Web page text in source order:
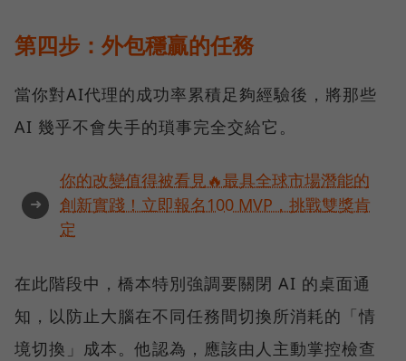
第四步：外包穩贏的任務
當你對AI代理的成功率累積足夠經驗後，將那些
AI 幾乎不會失手的瑣事完全交給它。
➜
你的改變值得被看見🔥最具全球市場潛能的
創新實踐！立即報名100 MVP，挑戰雙獎肯
定
在此階段中，橋本特別強調要關閉 AI 的桌面通
知，以防止大腦在不同任務間切換所消耗的「情
境切換」成本。他認為，應該由人主動掌控檢查